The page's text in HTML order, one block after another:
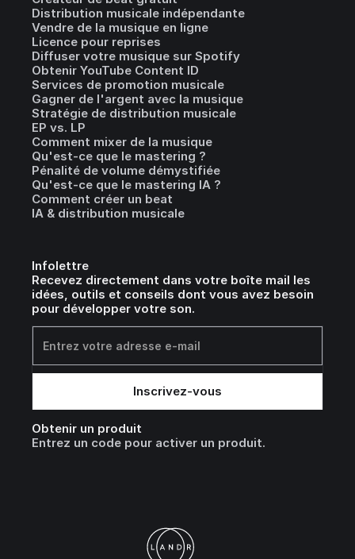
Distribution musicale indépendante
Vendre de la musique en ligne
Licence pour reprises
Diffuser votre musique sur Spotify
Obtenir YouTube Content ID
Services de promotion musicale
Gagner de l'argent avec la musique
Stratégie de distribution musicale
EP vs. LP
Comment mixer de la musique
Qu'est-ce que le mastering ?
Pénalité de volume démystifiée
Qu'est-ce que le mastering IA ?
Comment créer un beat
IA & distribution musicale
Infolettre
Recevez directement dans votre boîte mail les
idées, outils et conseils dont vous avez besoin
pour développer votre son.
Obtenir un produit
Entrez un code pour activer un produit.